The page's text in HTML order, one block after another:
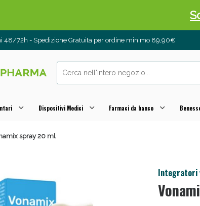
48/72h - Spedizione Gratuita per ordine minimo 89,90€
Dispositivi Medici Farmaci da banco
spray 20 ml
Integratori
Drenanti e Pancia